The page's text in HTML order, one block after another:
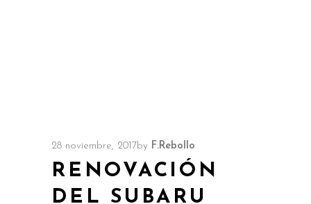
28 noviembre, 2017by F.Rebollo
RENOVACIÓN
DEL SUBARU